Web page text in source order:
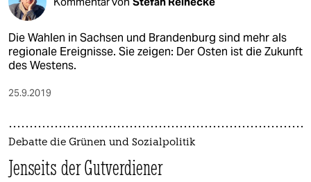
Die Wahlen in Sachsen und Brandenburg sind mehr als
regionale Ereignisse. Sie zeigen: Der Osten ist die Zukunft
des Westens.
25.9.2019
Debatte die Grünen und Sozialpolitik
Jenseits der Gutverdiener